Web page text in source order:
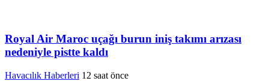
Royal Air Maroc uçağı burun iniş takımı arızası
nedeniyle pistte kaldı
Havacılık Haberleri 12 saat önce